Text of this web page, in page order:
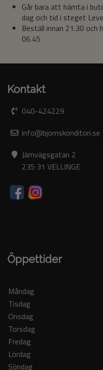
Går bara att hämta i
dag och tid i steget
Beställ innan 21.30
06.45
Kontakt
040-424229
info@bjornskonditori.se
Järnvägsgatan 2
235 31 VELLINGE
Öppettider
Måndag
Tisdag
Onsdag
Torsdag
Fredag
Lördag
Söndag